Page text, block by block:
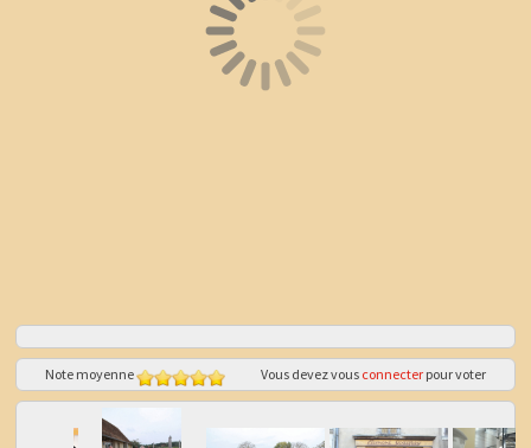
Note moyenne Vous devez vous connecterpour voter